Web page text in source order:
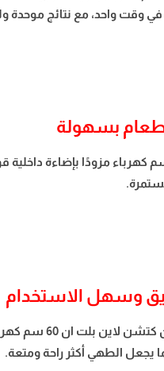
في وقت واحد، مع نتائج موحدة
بسهولة
فرن كتشن لاين بلت ان 60 سم
وسهل الاستخدام
لوحة
الطهي أكثر راحة ومتعة.